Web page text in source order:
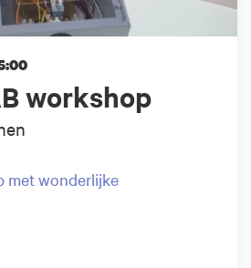
workshop
met wonderlijke